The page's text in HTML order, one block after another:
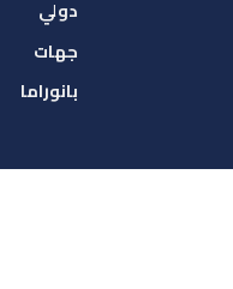
دولي
جهات
بانوراما